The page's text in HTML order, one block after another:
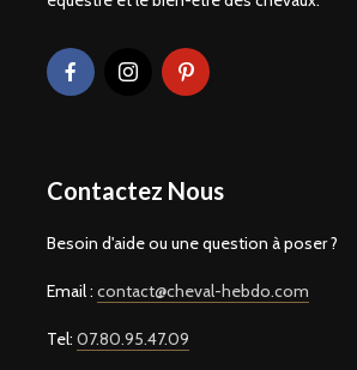
Contactez Nous
Besoin d'aide ou une question à poser ?
Email : contact@cheval-hebdo.com
Tel: 07.80.95.47.09